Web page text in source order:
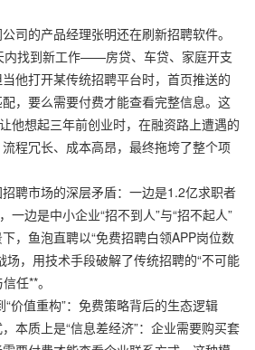
司的产品经理张明还在刷新招聘软件。
内找到新工作——房贷、车贷、家庭开支
他打开某传统招聘平台时，首页推送的
，要么需要付费才能查看完整信息。这
他想起三年前创业时，在融资路上遭遇的
程冗长、成本高昂，最终拖垮了整个项
聘市场的深层矛盾：一边是1.2亿求职者
一边是中小企业“招不到人”与“招不起人”
，鱼泡直聘以“免费招聘白领APP岗位数
场，用技术手段破解了传统招聘的“不可能
任**。
“价值重构”：免费策略背后的生态逻辑
本质上是“信息差经济”：企业需要购买套